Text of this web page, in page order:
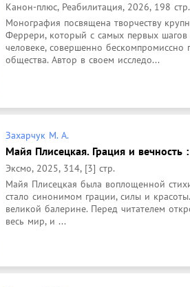
Канон-плюс, Реабилитация, 2026, 198 стр.
Монография посвящена творчеству
Феррери, который с самых первых
человеке, совершенно
общества. Автор в своем исследо...
Захарчук М. А.
Майя Плисецкая. Грация и вечность
Эксмо, 2025, 314, [3] стр.
Майя Плисецкая была воплощенной
стало синонимом грации, силы и
великой балерине. Перед читателем
весь мир, и ...